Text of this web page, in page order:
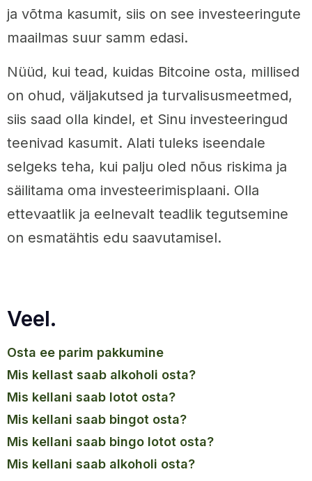
ja võtma kasumit, siis on see investeeringute
maailmas suur samm edasi.
Nüüd, kui tead, kuidas Bitcoine osta, millised
on ohud, väljakutsed ja turvalisusmeetmed,
siis saad olla kindel, et Sinu investeeringud
teenivad kasumit. Alati tuleks iseendale
selgeks teha, kui palju oled nõus riskima ja
säilitama oma investeerimisplaani. Olla
ettevaatlik ja eelnevalt teadlik tegutsemine
on esmatähtis edu saavutamisel.
Veel.
osta ee parim pakkumine
mis kellast saab alkoholi osta?
mis kellani saab lotot osta?
mis kellani saab bingot osta?
mis kellani saab bingo lotot osta?
mis kellani saab alkoholi osta?